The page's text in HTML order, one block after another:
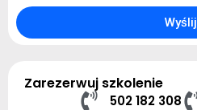
Wyślij
Zarezerwuj szkolenie
502 182 308